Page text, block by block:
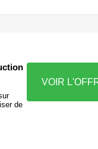
de
VOIR